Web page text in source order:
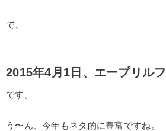
で、
2015年4月1日、エープリル
です。
う〜ん、今年もネタ的に豊富ですね。